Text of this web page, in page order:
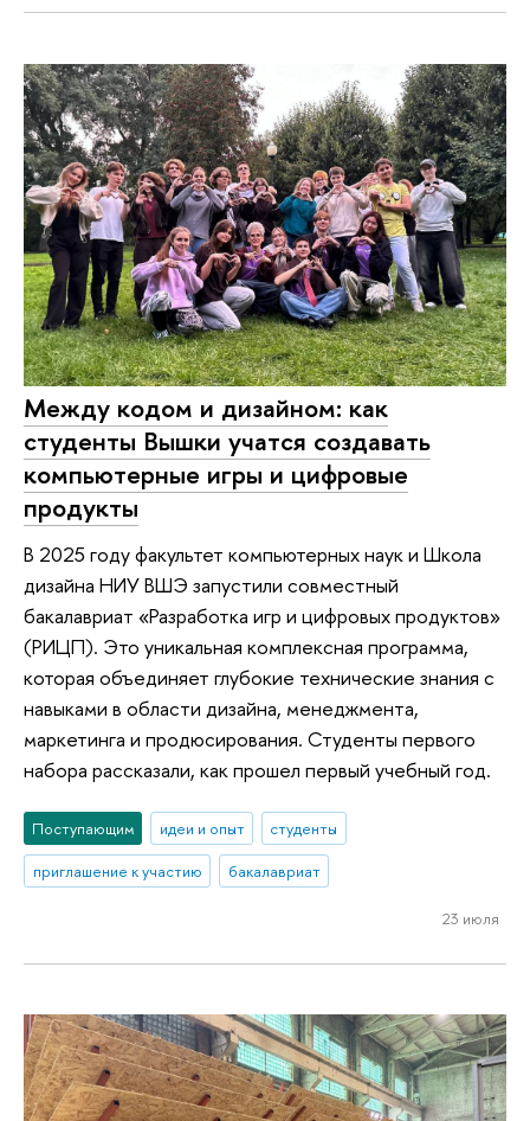
Между кодом и дизайном: как
студенты Вышки учатся создавать
компьютерные игры и цифровые
продукты
В 2025 году факультет компьютерных наук и Школа
дизайна НИУ ВШЭ запустили совместный
бакалавриат «Разработка игр и цифровых продуктов»
(РИЦП). Это уникальная комплексная программа,
которая объединяет глубокие технические знания с
навыками в области дизайна, менеджмента,
маркетинга и продюсирования. Студенты первого
набора рассказали, как прошел первый учебный год.
Поступающим идеи и опыт
студенты
приглашение к участию
бакалавриат
23 июля